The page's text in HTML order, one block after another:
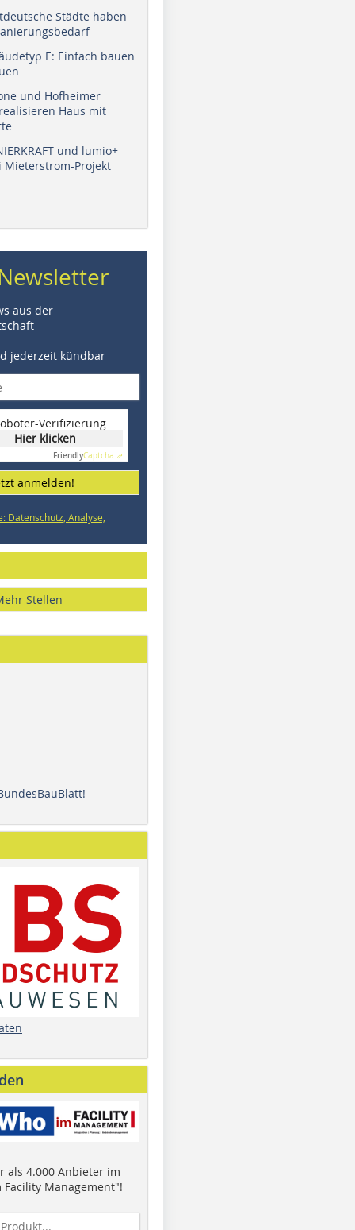
Städte haben
E: Einfach bauen
und Hofheimer
Haus mit
und lumio+
Mieterstrom-Projekt
aus der
jederzeit kündbar
Verifizierung
Hier klicken
FriendlyCaptcha ⇗
anmelden!
Datenschutz, Analyse,
Stellen
als 4.000 Anbieter im
Facility Management"!